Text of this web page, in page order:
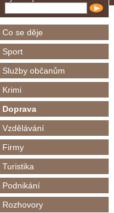
Co se děje
Sport
Služby občanům
Krimi
Doprava
Vzdělávání
Firmy
Turistika
Podnikání
Rozhovory